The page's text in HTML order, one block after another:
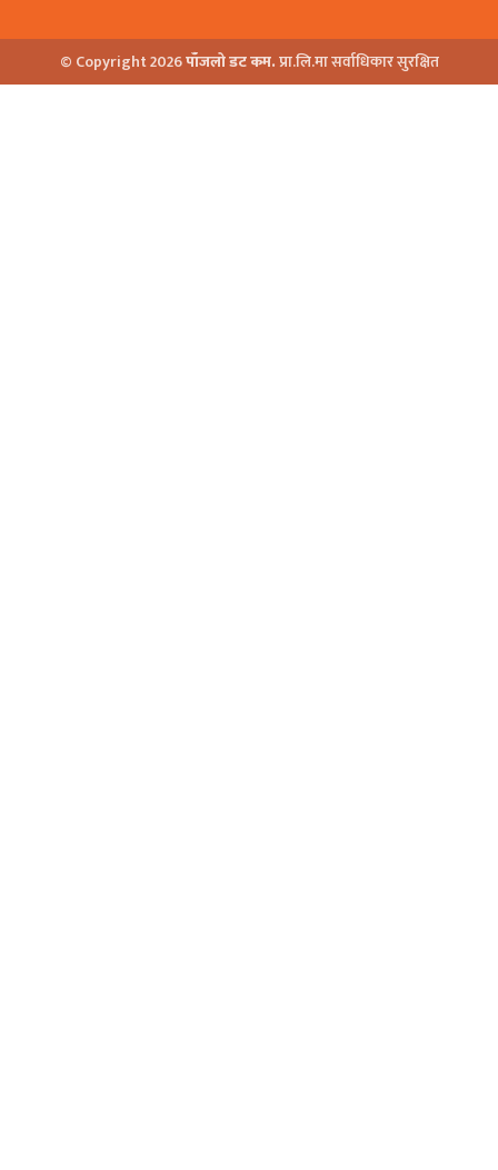
© Copyright 2026पाँजलो डट कम.प्रा.लि.मा सर्वाधिकार सुरक्षित